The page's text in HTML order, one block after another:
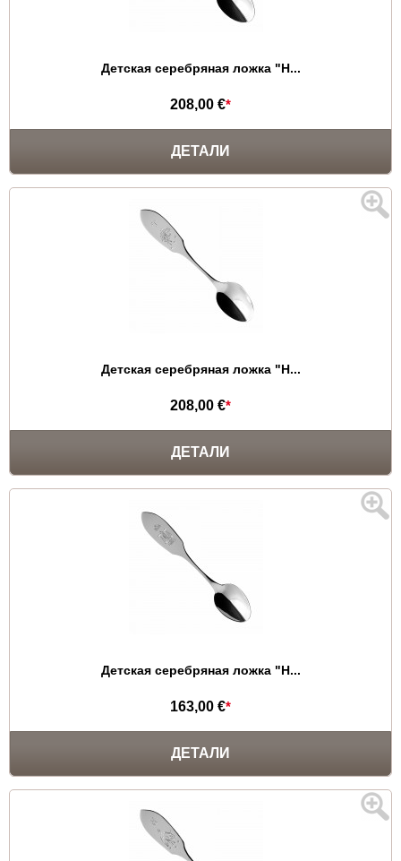
Детская серебряная ложка "Н...
208,00 €*
ДЕТАЛИ
Детская серебряная ложка "Н...
208,00 €*
ДЕТАЛИ
Детская серебряная ложка "Н...
163,00 €*
ДЕТАЛИ